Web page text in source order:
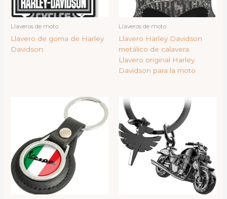
Llaveros de moto
Llavero de goma de Harley
Davidson.
Llaveros de moto
Llavero Harley Davidson
metálico de calavera.
Llavero original Harley
Davidson para la moto